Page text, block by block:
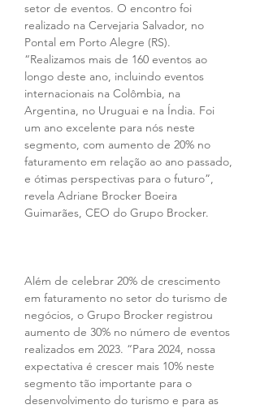
setor de eventos. O encontro foi
realizado na Cervejaria Salvador, no
Pontal em Porto Alegre (RS).
“Realizamos mais de 160 eventos ao
longo deste ano, incluindo eventos
internacionais na Colômbia, na
Argentina, no Uruguai e na Índia. Foi
um ano excelente para nós neste
segmento, com aumento de 20% no
faturamento em relação ao ano passado,
e ótimas perspectivas para o futuro”,
revela Adriane Brocker Boeira
Guimarães, CEO do Grupo Brocker.
Além de celebrar 20% de crescimento
em faturamento no setor do turismo de
negócios, o Grupo Brocker registrou
aumento de 30% no número de eventos
realizados em 2023. “Para 2024, nossa
expectativa é crescer mais 10% neste
segmento tão importante para o
desenvolvimento do turismo e para as